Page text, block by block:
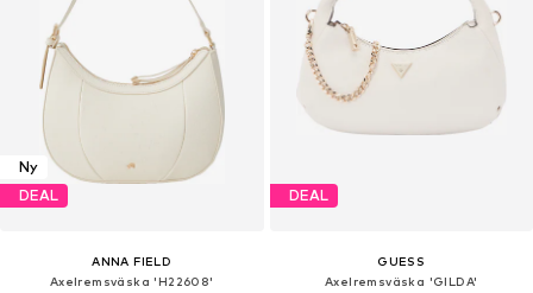
Ny
DEAL
ANNA FIELD
Axelremsväska 'H22608'
DEAL
GUESS
Axelremsväska 'GILDA'